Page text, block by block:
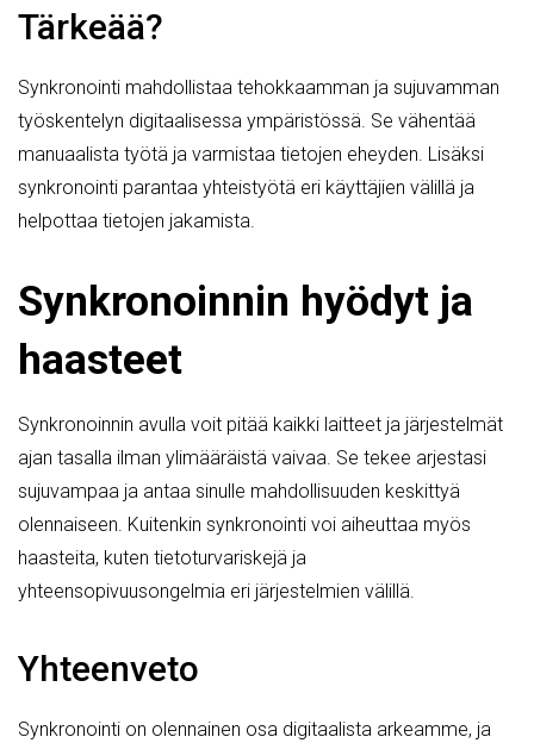
Tärkeää?
Synkronointi mahdollistaa tehokkaamman ja sujuvamman
työskentelyn digitaalisessa ympäristössä. Se vähentää
manuaalista työtä ja varmistaa tietojen eheyden. Lisäksi
synkronointi parantaa yhteistyötä eri käyttäjien välillä ja
helpottaa tietojen jakamista.
Synkronoinnin hyödyt ja
haasteet
Synkronoinnin avulla voit pitää kaikki laitteet ja järjestelmät
ajan tasalla ilman ylimääräistä vaivaa. Se tekee arjestasi
sujuvampaa ja antaa sinulle mahdollisuuden keskittyä
olennaiseen. Kuitenkin synkronointi voi aiheuttaa myös
haasteita, kuten tietoturvariskejä ja
yhteensopivuusongelmia eri järjestelmien välillä.
Yhteenveto
Synkronointi on olennainen osa digitaalista arkeamme, ja